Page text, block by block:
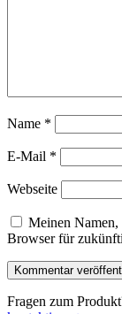
Name *
E-Mail *
Webseite
Meinen Namen,
Browser für
Fragen zum